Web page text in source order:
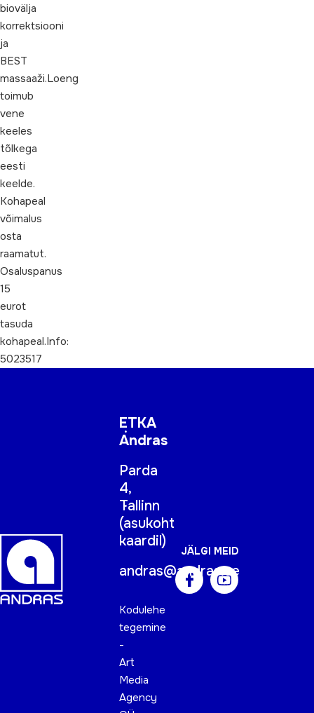
biovälja
korrektsiooni
ja
BEST
massaaži.Loeng
toimub
vene
keeles
tõlkega
eesti
keelde.
Kohapeal
võimalus
osta
raamatut.
Osaluspanus
15
eurot
tasuda
kohapeal.Info:
5023517
ETKA
Andras
Parda
4,
Tallinn
(asukoht
kaardil)
andras@andras.ee
Kodulehe
tegemine
-
Art
Media
Agency
JÄLGI MEID